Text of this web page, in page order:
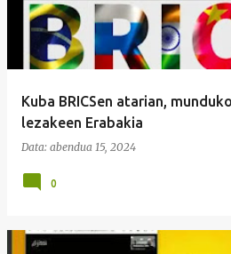
Kuba BRICSen atarian,
lezakeen Erabakia
Data: abendua 15, 2024
0